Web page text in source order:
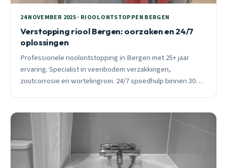
24 NOVEMBER 2025 · RIOOL ONTSTOPPEN BERGEN
Verstopping riool Bergen: oorzaken en 24/7
oplossingen
Professionele rioolontstopping in Bergen met 25+ jaar
ervaring. Specialist in veenbodem verzakkingen,
zoutcorrosie en wortelingroei. 24/7 spoedhulp binnen 30